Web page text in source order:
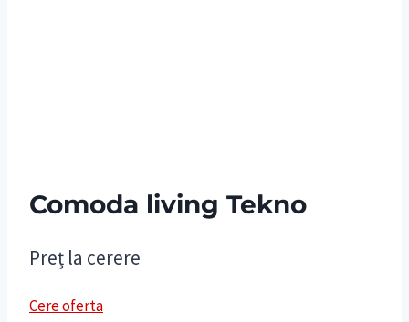
Comoda living Tekno
Preț la cerere
Cere oferta